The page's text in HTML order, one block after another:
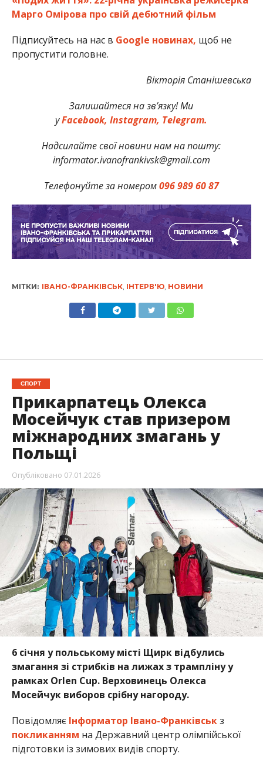
Марго Омірова про свій дебютний фільм
Підписуйтесь на нас в Google новинах, щоб не
пропустити головне.
Вікторія Станішевська
Залишайтеся на зв’язку! Ми
уFacebook, Instagram, Telegram.
Надсилайте свої новини нам на пошту:
informator.ivanofrankivsk@gmail.com
Телефонуйте за номером096 989 60 87
МІТКИ: ІВАНО-ФРАНКІВСЬК, ІНТЕРВ'Ю, НОВИНИ
СПОРТ
Прикарпатець Олекса
Мосейчук став призером
міжнародних змагань у
Польщі
Опубліковано 07.01.2026
6 січня у польському місті Щирк відбулись
змагання зі стрибків на лижах з трампліну у
рамках Orlen Cup. Верховинець Олекса
Мосейчук виборов срібну нагороду.
Повідомляє Інформатор Івано-Франківськз
покликанням на Державний центр олімпійської
підготовки із зимових видів спорту.